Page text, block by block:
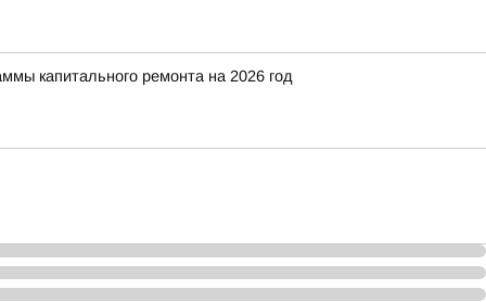
капитального ремонта на 2026 год